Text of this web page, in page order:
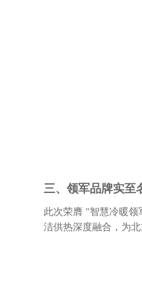
三、领军品牌实至
此次荣膺 "智慧冷暖领
洁供热深度融合，为